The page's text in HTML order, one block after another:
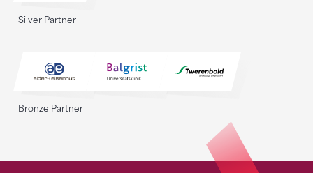
Silver Partner
Bronze Partner